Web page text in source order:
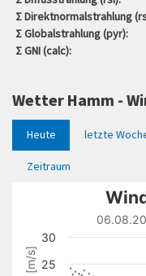
Σ Direktnormalstrahlung
Σ Globalstrahlung (pyr):
Σ GNI (calc):
Wetter Hamm -
Heute letzte
Zeitraum
Windmessung
Line chart with 3 lines.
06.08.2026 -
View as data table,
25
30